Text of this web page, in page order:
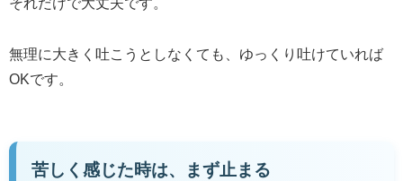
それだけで大丈夫です。
無理に大きく吐こうとしなくても、ゆっくり吐けていれば
OKです。
苦しく感じた時は、まず止まる